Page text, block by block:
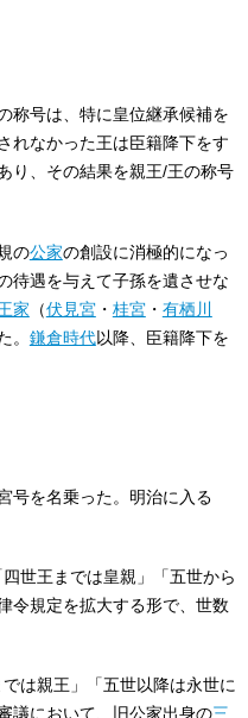
称号は、特に皇位継承候補を
れなかった王は臣籍降下をす
り、その結果を親王/王の称号
の公家の創設に消極的になっ
待遇を与えて子孫を遺させな
家 （伏見宮・ 桂宮・ 有栖川
。 鎌倉時代以降、臣籍降下を
号を名乗った。明治に入る
世王までは皇親」「五世から
令規定を拡大する形で、世数
は親王」「五世以降は永世に
議において、旧公家出身の三